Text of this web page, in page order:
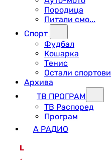
Породица
Питали смо...
Спорт
Фудбал
Кошарка
Тенис
Остали спортови
Архива
ТВ ПРОГРАМ
ТВ Распоред
Програм
А РАДИО
L